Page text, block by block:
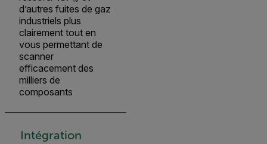
d’autres fuites de gaz
industriels plus
clairement tout en
vous permettant de
scanner
efficacement des
milliers de
composants
Intégration